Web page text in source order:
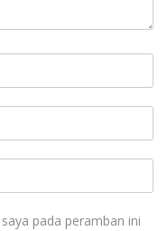
pada peramban ini